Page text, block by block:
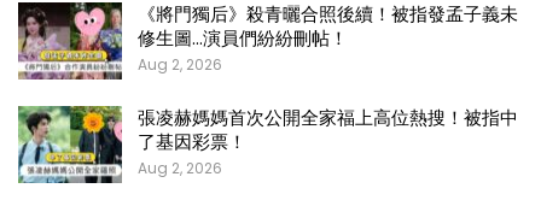
《將門獨后》殺青曬合照後續！被指發孟子義未
修生圖…演員們紛紛刪帖！
Aug 2, 2026
張凌赫媽媽首次公開全家福上高位熱搜！被指中
了基因彩票！
Aug 2, 2026